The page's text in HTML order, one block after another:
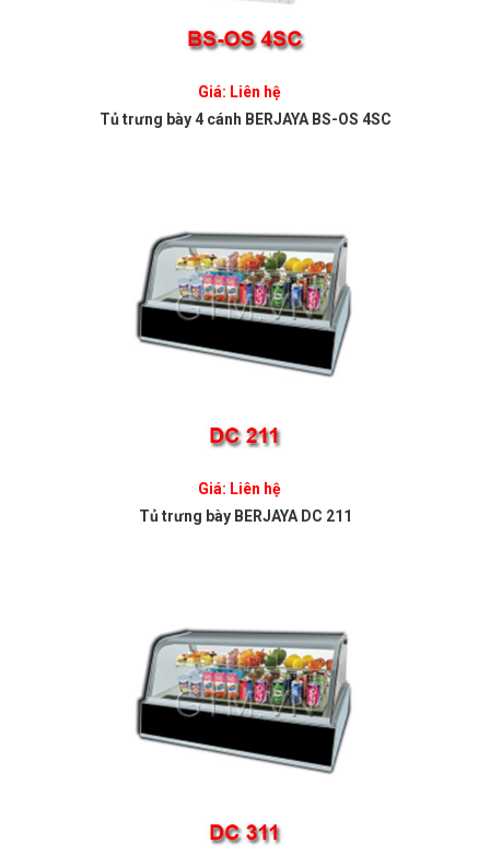
Giá: Liên hệ
Tủ trưng bày 4 cánh BERJAYA BS-OS 4SC
Giá: Liên hệ
Tủ trưng bày BERJAYA DC 211